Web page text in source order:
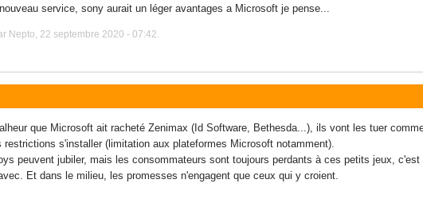
service, sony aurait un léger avantages a Microsoft je pense...
Nepto, 22 septembre 2020 - 07:42.
que Microsoft ait racheté Zenimax (Id Software, Bethesda...), ils vont les tuer
restrictions s'installer (limitation aux plateformes Microsoft notamment).
peuvent jubiler, mais les consommateurs sont toujours perdants à ces petits jeux,
Et dans le milieu, les promesses n'engagent que ceux qui y croient.